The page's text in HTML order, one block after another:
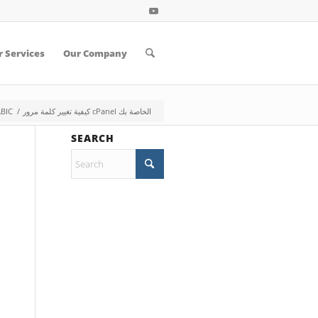
Services Our Company
/ كيفية تغيير كلمة مرور cPanel الخاصة بك
SEARCH